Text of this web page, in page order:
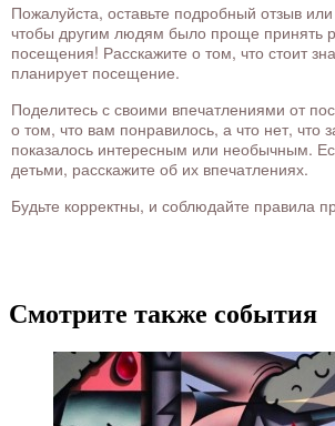
Пожалуйста, оставьте подробный отзыв
чтобы другим людям было проще принять
посещения! Расскажите о том, что стоит
планирует посещение.
Поделитесь с своими впечатлениями от
о том, что вам понравилось, а что нет, что
показалось интересным или необычным.
детьми, расскажите об их впечатлениях.
Будьте корректны, и соблюдайте правила
Смотрите также события